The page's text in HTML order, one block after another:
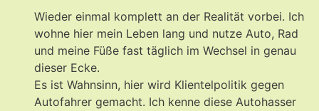
Wieder einmal komplett an der Realität vorbei. Ich
wohne hier mein Leben lang und nutze Auto, Rad
und meine Füße fast täglich im Wechsel in genau
dieser Ecke.
Es ist Wahnsinn, hier wird Klientelpolitik gegen
Autofahrer gemacht. Ich kenne diese Autohasser